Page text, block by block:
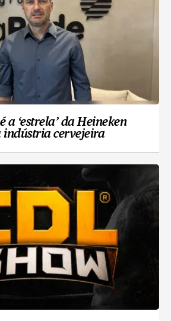
a ‘estrela’ da Heineken
indústria cervejeira